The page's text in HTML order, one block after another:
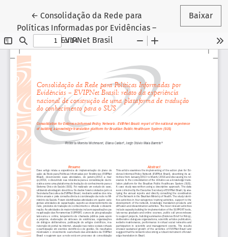
← Voltar aos Detalhes do Artigo
Consolidação da Rede para
Políticas Informadas por Evidências –
EVIPNet Brasil
Baixar